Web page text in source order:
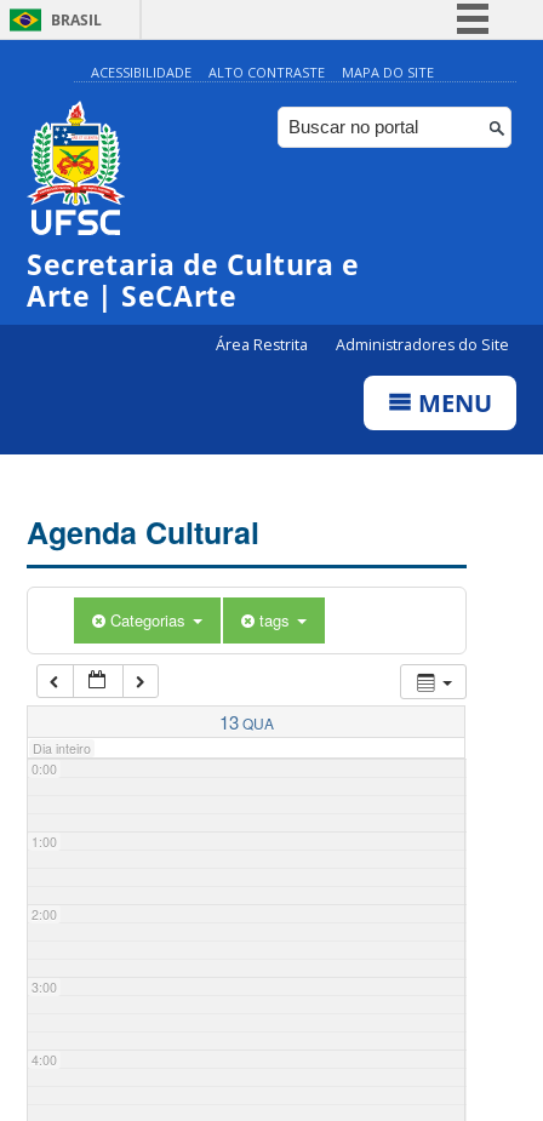
BRASIL
Simplifique!
Comunica BR
Participe
ACESSIBILIDADE ALTO CONTRASTE MAPA DO SITE
Secretaria de Cultura e
Arte | SeCArte
Área Restrita Administradores do Site
MENU
Agenda Cultural
Categorias tags
13QUA
Dia inteiro
0:00
1:00
2:00
3:00
4:00